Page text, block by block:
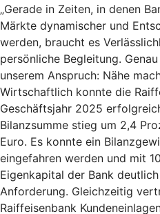
„Gerade in Zeiten, in denen
Märkte dynamischer und
werden, braucht es
persönliche Begleitung.
unserem Anspruch: Nähe
Wirtschaftlich konnte die
Geschäftsjahr 2025
Bilanzsumme stieg um 2,4
Euro. Es konnte ein
eingefahren werden und mit
Eigenkapital der Bank
Anforderung. Gleichzeitig
Raiffeisenbank